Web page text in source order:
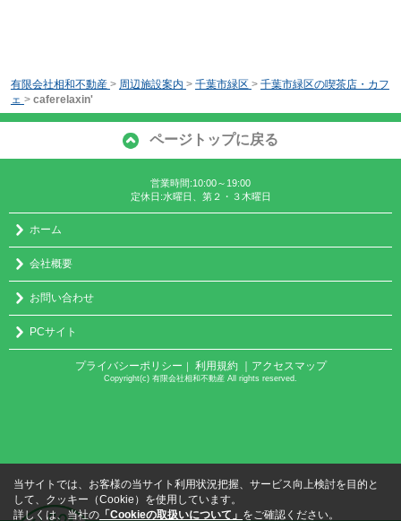
有限会社相和不動産 > 周辺施設案内 > 千葉市緑区 > 千葉市緑区の喫茶店・カフ
ェ > caferelaxin'
ページトップに戻る
営業時間:10:00～19:00
定休日:水曜日、第２・３木曜日
ホーム
会社概要
お問い合わせ
PCサイト
プライバシーポリシー ｜ 利用規約 ｜アクセスマップ
Copyright(c) 有限会社相和不動産 All rights reserved.
当サイトでは、お客様の当サイト利用状況把握、サービス向上検討を目的と
して、クッキー（Cookie）を使用しています。
詳しくは、当社の 「Cookieの取扱いについて」 をご確認ください。